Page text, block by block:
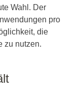
Wahl. Der
pro
die
zu nutzen.